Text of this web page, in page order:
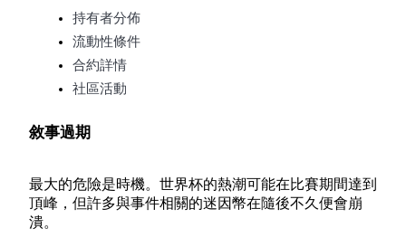
持有者分佈
流動性條件
合約詳情
社區活動
敘事過期
最大的危險是時機。世界杯的熱潮可能在比賽期間達到
頂峰，但許多與事件相關的迷因幣在隨後不久便會崩
潰。